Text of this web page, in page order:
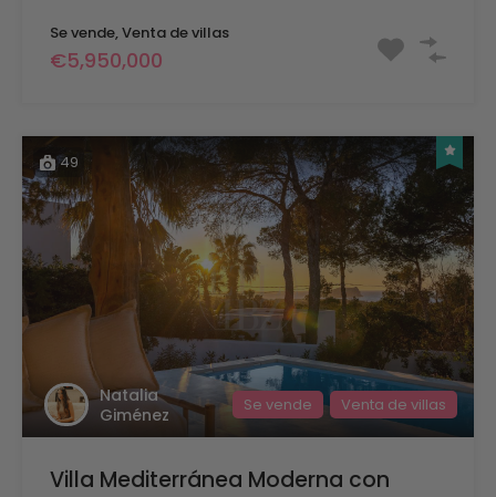
Se vende, Venta de villas
€5,950,000
49
Natalia
Giménez
Se vende Venta de villas
Villa Mediterránea Moderna con